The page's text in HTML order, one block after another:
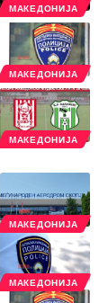
МАКЕДОНИЈА
МАКЕДОНИЈА
МАКЕДОНИЈА
МАКЕДОНИЈА
МАКЕДОНИЈА